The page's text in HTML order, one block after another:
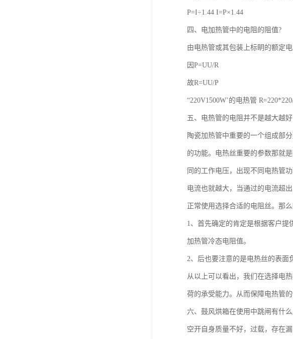
P=I÷1.44 I=P×1.44
四、电加热管中的电阻的阻值?
由电热管或其包装上标眀的额定
因P=UU/R
故R=UU/P
“220V1500W’的电热管
五、电热管的电阻并不是越大越
陶瓷加热管中重要的一个组成部
的功能。电热丝重要的参数那就
同的工作电压，出现不同电热管
电流也就越大，当通过的电流超
正常使用选择合适的电阻丝。那么
1、首先确定的肯定是根据客户
加热管冷态电阻值。
2、后也要注意的是电热丝的表面
从以上可以看出，我们在选择电
荷的承受能力。从而保障电热管
六、鼓风烘箱在使用中跳闸有什
空开自身质量不好，过载，存在漏